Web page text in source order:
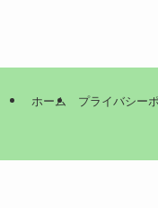
ホーム プライバシー